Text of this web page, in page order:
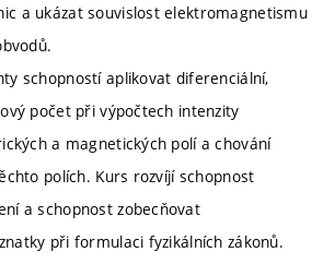
a ukázat souvislost elektromagnetismu
schopností aplikovat diferenciální,
počet při výpočtech intenzity
a magnetických polí a chování
polích. Kurs rozvíjí schopnost
a schopnost zobecňovat
při formulaci fyzikálních zákonů.